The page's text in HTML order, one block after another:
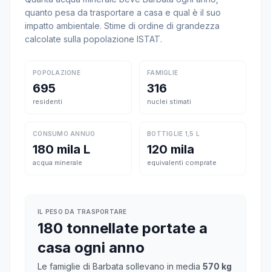
quanto pesa da trasportare a casa e qual è il suo
impatto ambientale. Stime di ordine di grandezza
calcolate sulla popolazione ISTAT.
POPOLAZIONE
695
residenti
FAMIGLIE
316
nuclei stimati
CONSUMO ANNUO
180 mila L
acqua minerale
BOTTIGLIE 1,5 L
120 mila
equivalenti comprate
IL PESO DA TRASPORTARE
180 tonnellate portate a
casa ogni anno
Le famiglie di Barbata sollevano in media 570 kg